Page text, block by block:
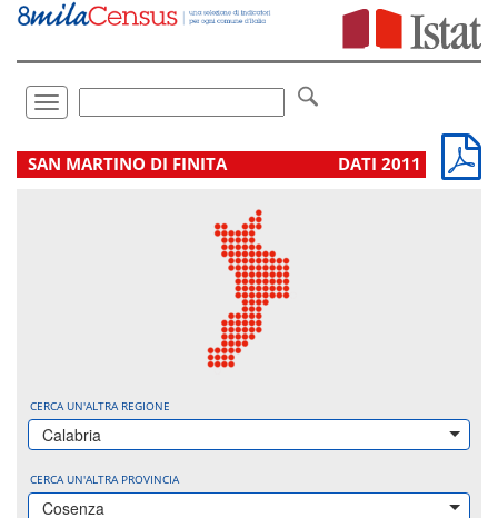
Vai
direttamente
Toggle
navigation
.
SAN MARTINO DI FINITA DATI 2011
CERCA UN'ALTRA REGIONE
Calabria
CERCA UN'ALTRA PROVINCIA
Cosenza